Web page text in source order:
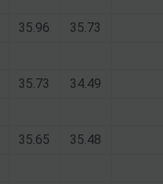
35.96
35.73
35.73
34.49
35.65
35.48